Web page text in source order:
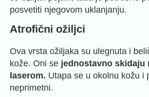
posvetiti njegovom uklanjanju.
Atrofični ožiljci
Ova vrsta ožiljaka su ulegnuta i
kože. Oni se jednostavno skidaju
laserom. Utapa se u okolnu kožu i
neprimetni.